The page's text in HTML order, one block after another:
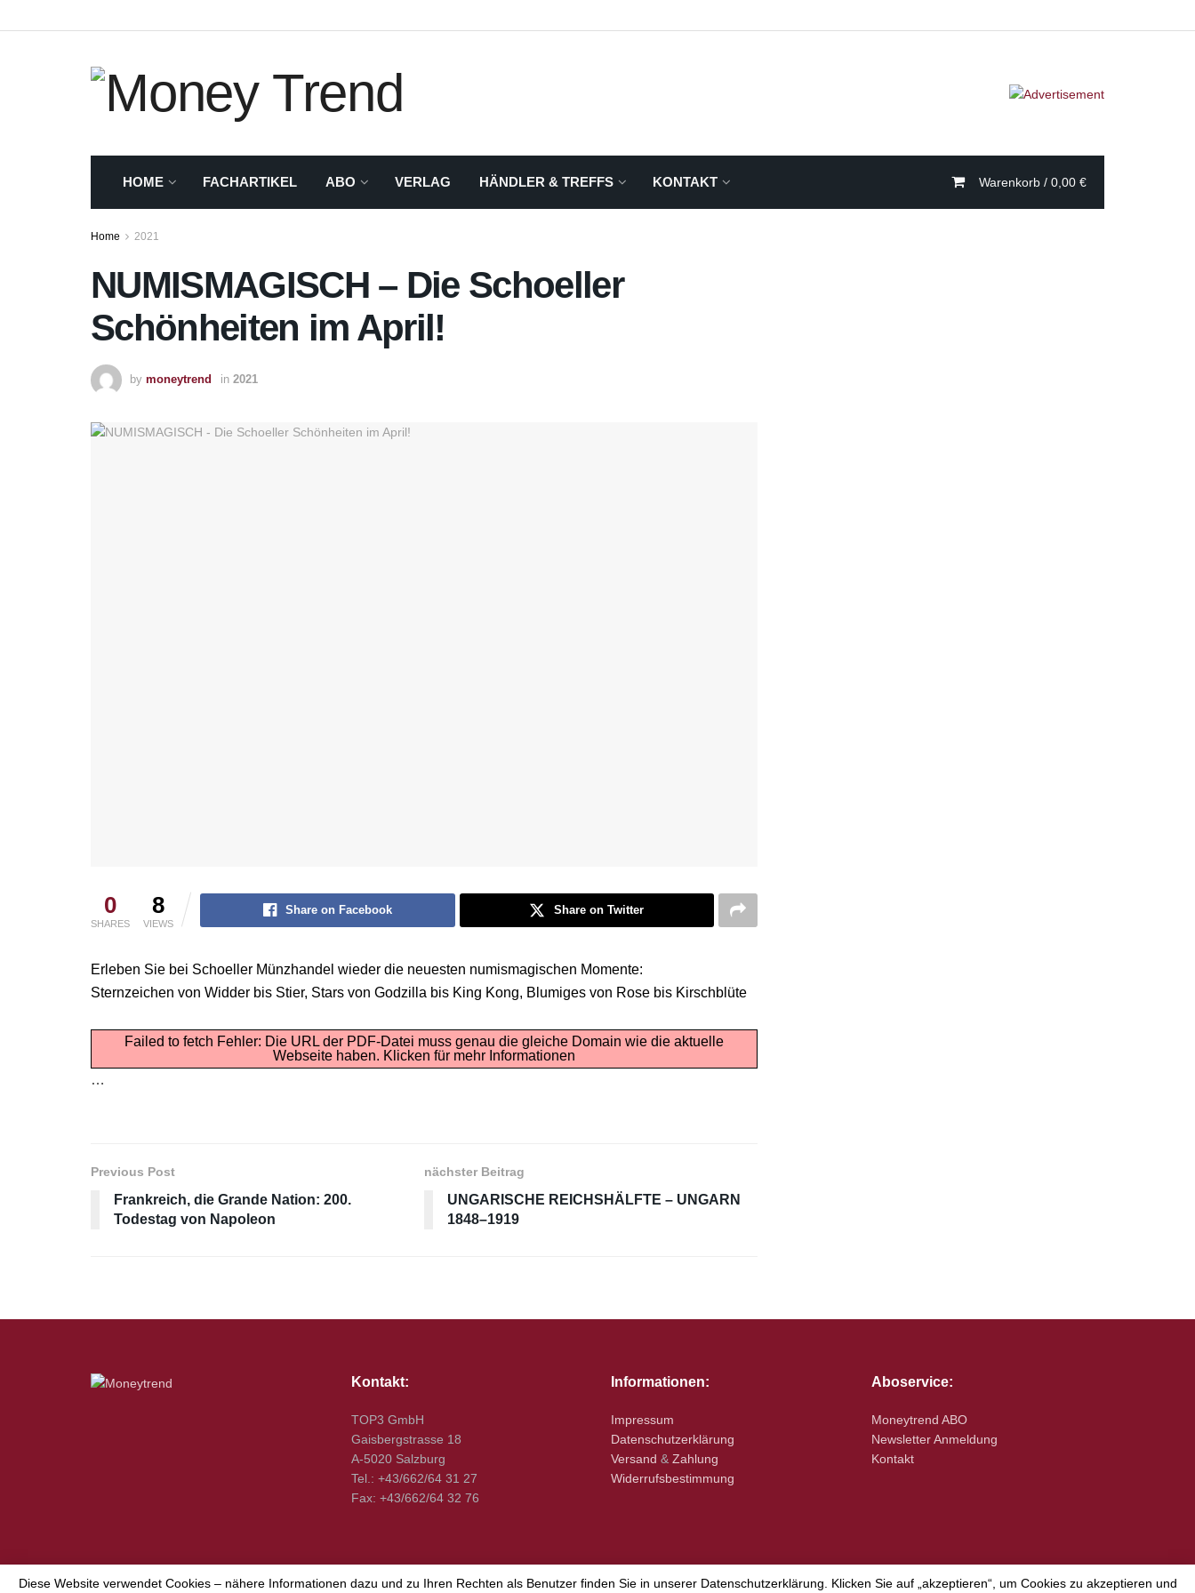
HOME FACHARTIKEL ABO VERLAG HÄNDLER & TREFFS KONTAKT Warenkorb / 0,00 €
Home 2021
NUMISMAGISCH – Die Schoeller
Schönheiten im April!
by moneytrend in 2021
0
SHARES
8
VIEWS
Share on Facebook Share on Twitter
Erleben Sie bei Schoeller Münzhandel wieder die neuesten numismagischen Momente:
Sternzeichen von Widder bis Stier, Stars von Godzilla bis King Kong, Blumiges von Rose bis Kirschblüte
Failed to fetch Fehler: Die URL der PDF-Datei muss genau die gleiche Domain wie die aktuelle
Webseite haben. Klicken für mehr Informationen
…
Previous Post
Frankreich, die Grande Nation: 200.
Todestag von Napoleon
nächster Beitrag
UNGARISCHE REICHSHÄLFTE – UNGARN
1848–1919
Kontakt:
TOP3 GmbH
Gaisbergstrasse 18
A-5020 Salzburg
Tel.: +43/662/64 31 27
Fax: +43/662/64 32 76
Informationen:
Impressum
Datenschutzerklärung
Versand & Zahlung
Widerrufsbestimmung
Aboservice:
Moneytrend ABO
Newsletter Anmeldung
Kontakt
Diese Website verwendet Cookies – nähere Informationen dazu und zu Ihren Rechten als Benutzer finden Sie in unserer Datenschutzerklärung. Klicken Sie auf „akzeptieren“, um Cookies zu akzeptieren und